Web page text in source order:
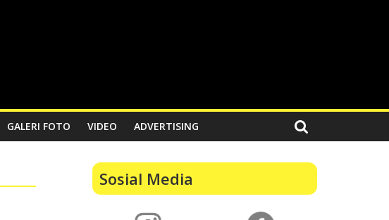
GALERI FOTO VIDEO ADVERTISING
Sosial Media